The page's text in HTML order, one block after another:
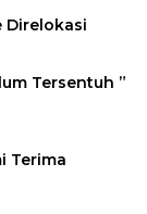
Direlokasi
Tersentuh ”
Terima